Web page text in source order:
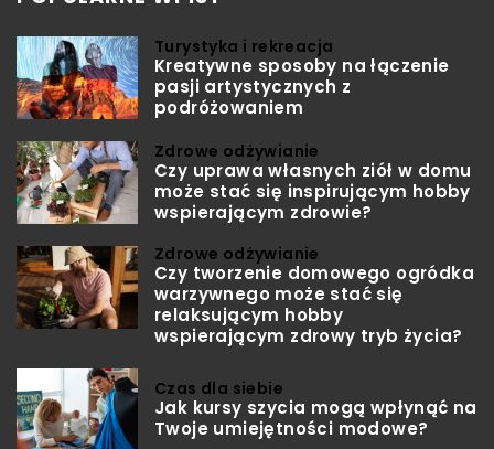
Turystyka i rekreacja
Kreatywne sposoby na łączenie
pasji artystycznych z
podróżowaniem
Zdrowe odżywianie
Czy uprawa własnych ziół w domu
może stać się inspirującym hobby
wspierającym zdrowie?
Zdrowe odżywianie
Czy tworzenie domowego ogródka
warzywnego może stać się
relaksującym hobby
wspierającym zdrowy tryb życia?
Czas dla siebie
Jak kursy szycia mogą wpłynąć na
Twoje umiejętności modowe?